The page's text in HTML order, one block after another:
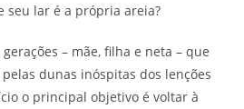
seu lar é a própria areia?
– mãe, filha e neta – que
dunas inóspitas dos lenções
o principal objetivo é voltar à